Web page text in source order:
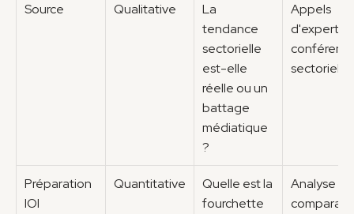
Source Qualitative
La
tendance
sectorielle
est-elle
réelle ou un
battage
médiatique
?
Appels
d'experts,
Préparation
IOI
Quantitative
Quelle est la
fourchette
Analyse